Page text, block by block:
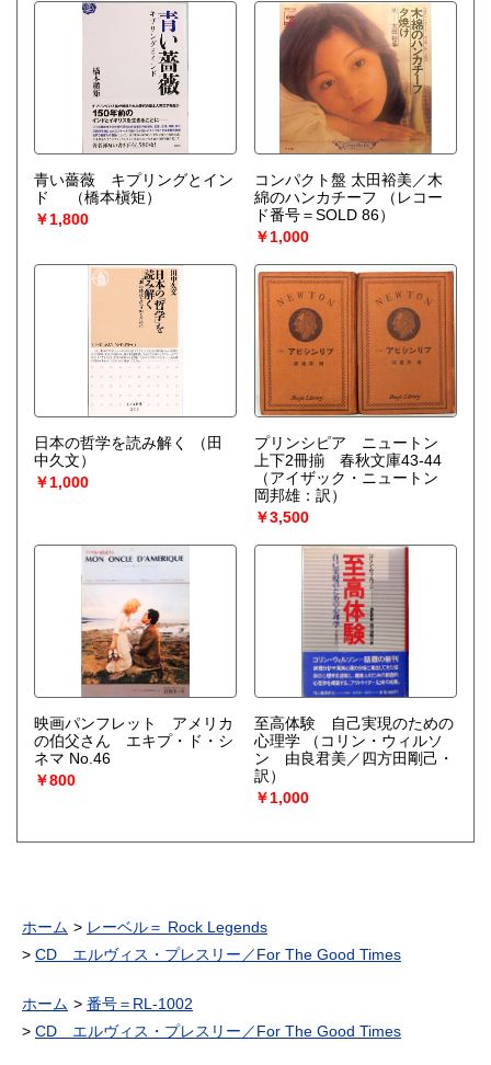
青い薔薇 キプリングとイン
ド
（橋本槇矩）
￥1,800
コンパクト盤 太田裕美／木
綿のハンカチーフ
（レコー
ド番号＝SOLD 86）
￥1,000
日本の哲学を読み解く
（田
中久文）
￥1,000
プリンシピア ニュートン
上下2冊揃 春秋文庫43-44
（アイザック・ニュートン
岡邦雄：訳）
￥3,500
映画パンフレット アメリカ
の伯父さん エキプ・ド・シ
ネマ No.46
￥800
至高体験 自己実現のための
心理学
（コリン・ウィルソ
ン 由良君美／四方田剛己・
訳）
￥1,000
ホーム
レーベル＝ Rock Legends
CD エルヴィス・プレスリー／For The Good Times
ホーム
番号＝RL-1002
CD エルヴィス・プレスリー／For The Good Times